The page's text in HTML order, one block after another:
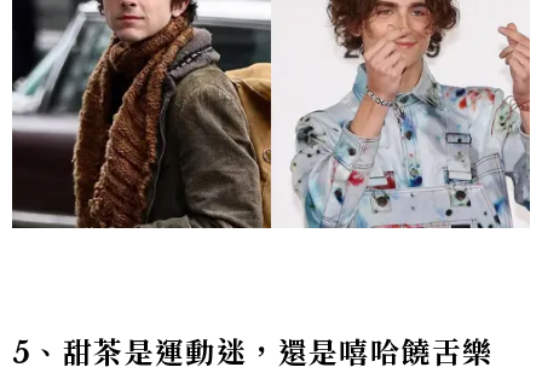
5 、甜茶是運動迷，還是嘻哈饒舌樂